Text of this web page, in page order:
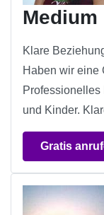
Medium
Klare
Haben wir eine
und Kinder.
Gratis